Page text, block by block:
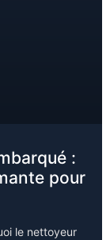
:
pour
le nettoyeur